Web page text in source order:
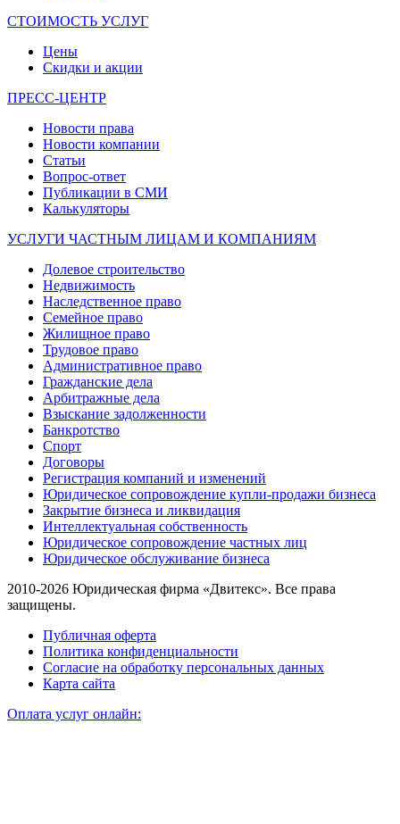
СТОИМОСТЬ УСЛУГ
Цены
Скидки и акции
ПРЕСС-ЦЕНТР
Новости права
Новости компании
Статьи
Вопрос-ответ
Публикации в СМИ
Калькуляторы
УСЛУГИ ЧАСТНЫМ ЛИЦАМ И КОМПАНИЯМ
Долевое строительство
Недвижимость
Наследственное право
Семейное право
Жилищное право
Трудовое право
Административное право
Гражданские дела
Арбитражные дела
Взыскание задолженности
Банкротство
Спорт
Договоры
Регистрация компаний и изменений
Юридическое сопровождение купли-продажи бизнеса
Закрытие бизнеса и ликвидация
Интеллектуальная собственность
Юридическое сопровождение частных лиц
Юридическое обслуживание бизнеса
2010-2026 Юридическая фирма «Двитекс». Все права
защищены.
Публичная оферта
Политика конфиденциальности
Согласие на обработку персональных данных
Карта сайта
Оплата услуг онлайн: